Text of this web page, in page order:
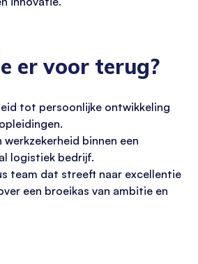
er voor terug?
tot persoonlijke ontwikkeling
binnen een
logistiek bedrijf.
team dat streeft naar excellentie
een broeikas van ambitie en